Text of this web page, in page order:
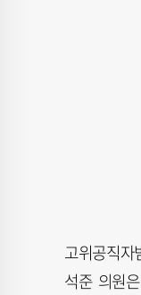
고위공직
석준 의원